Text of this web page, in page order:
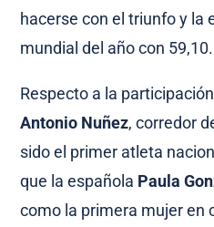
hacerse con el triunfo y la
mundial del año con 59,10.
Respecto a la
Antonio Nuñez, corredor
sido el primer atleta
que la española Paula
como la primera mujer en